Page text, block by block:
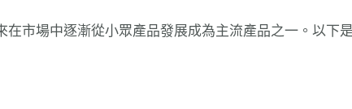
在市場中逐漸從小眾產品發展成為主流產品之一。以下